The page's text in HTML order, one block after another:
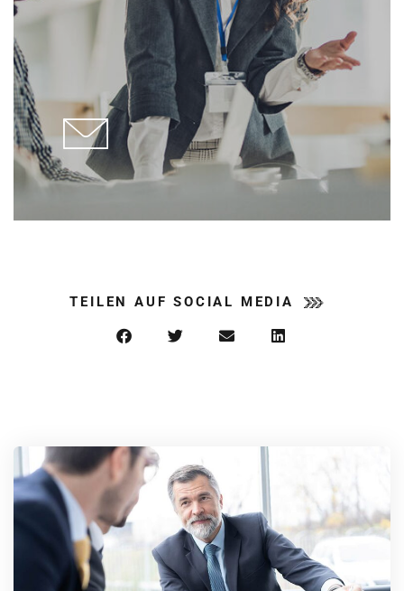
TEILEN AUF SOCIAL MEDIA